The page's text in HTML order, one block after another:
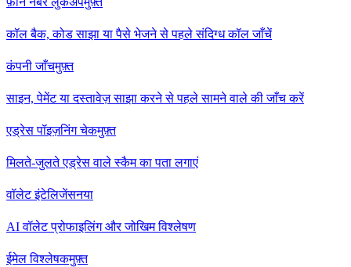
कॉल बैक, कोड साझा या पैसे भेजने से पहले संदिग्ध कॉल जाँचें
कंपनी जाँचमुफ़्त
साइन, पेमेंट या दस्तावेज़ साझा करने से पहले सामने वाले की जाँच करें
एड्रेस पॉइज़निंग चेकमुफ़्त
मिलते-जुलते एड्रेस वाले स्कैम का पता लगाएं
वॉलेट इंटेलिजेंसनया
AI वॉलेट प्रोफाइलिंग और जोखिम विश्लेषण
ईमेल विश्लेषकमुफ़्त